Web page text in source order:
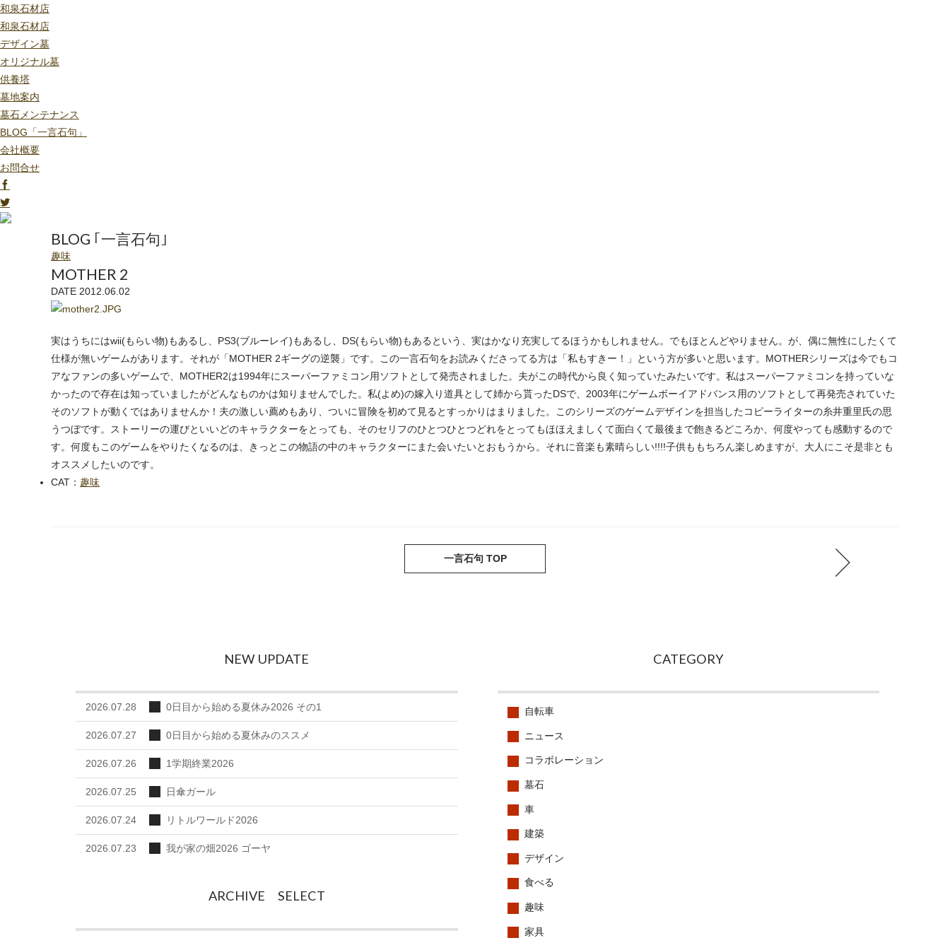
和泉石材店
和泉石材店
デザイン墓
オリジナル墓
供養塔
墓地案内
墓石メンテナンス
BLOG「一言石句」
会社概要
お問合せ
BLOG ｢一言石句｣
趣味
MOTHER 2
DATE 2012.06.02
実はうちにはwii(もらい物)もあるし、PS3(ブルーレイ)もあるし、DS(もらい物)もあるという、実はかなり充実してるほうかもしれません。でもほとんどやりません。が、偶に無性にしたくて
仕様が無いゲームがあります。それが「MOTHER 2ギーグの逆襲」です。この一言石句をお読みくださってる方は「私もすきー！」という方が多いと思います。MOTHERシリーズは今でもコ
アなファンの多いゲームで、MOTHER2は1994年にスーパーファミコン用ソフトとして発売されました。夫がこの時代から良く知っていたみたいです。私はスーパーファミコンを持っていな
かったので存在は知っていましたがどんなものかは知りませんでした。私(よめ)の嫁入り道具として姉から貰ったDSで、2003年にゲームボーイアドバンス用のソフトとして再発売されていた
そのソフトが動くではありませんか！夫の激しい薦めもあり、ついに冒険を初めて見るとすっかりはまりました。このシリーズのゲームデザインを担当したコピーライターの糸井重里氏の思
うつぼです。ストーリーの運びといいどのキャラクターをとっても、そのセリフのひとつひとつどれをとってもほほえましくて面白くて最後まで飽きるどころか、何度やっても感動するので
す。何度もこのゲームをやりたくなるのは、きっとこの物語の中のキャラクターにまた会いたいとおもうから。それに音楽も素晴らしい!!!!子供ももちろん楽しめますが、大人にこそ是非とも
オススメしたいのです。
CAT： 趣味
一言石句 TOP
CATEGORY
自転車
ニュース
コラボレーション
墓石
車
建築
デザイン
食べる
趣味
家具
NEW UPDATE
2026.07.28 0日目から始める夏休み2026 その1
2026.07.27 0日目から始める夏休みのススメ
2026.07.26 1学期終業2026
2026.07.25 日傘ガール
2026.07.24 リトルワールド2026
2026.07.23 我が家の畑2026 ゴーヤ
ARCHIVE SELECT